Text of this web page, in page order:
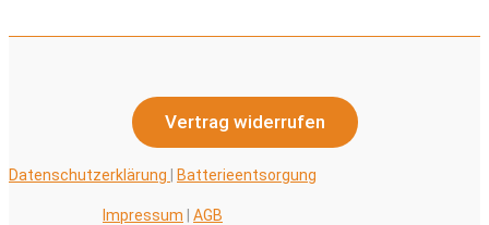
Vertrag widerrufen
Datenschutzerklärung Batterieentsorgung
Impressum AGB